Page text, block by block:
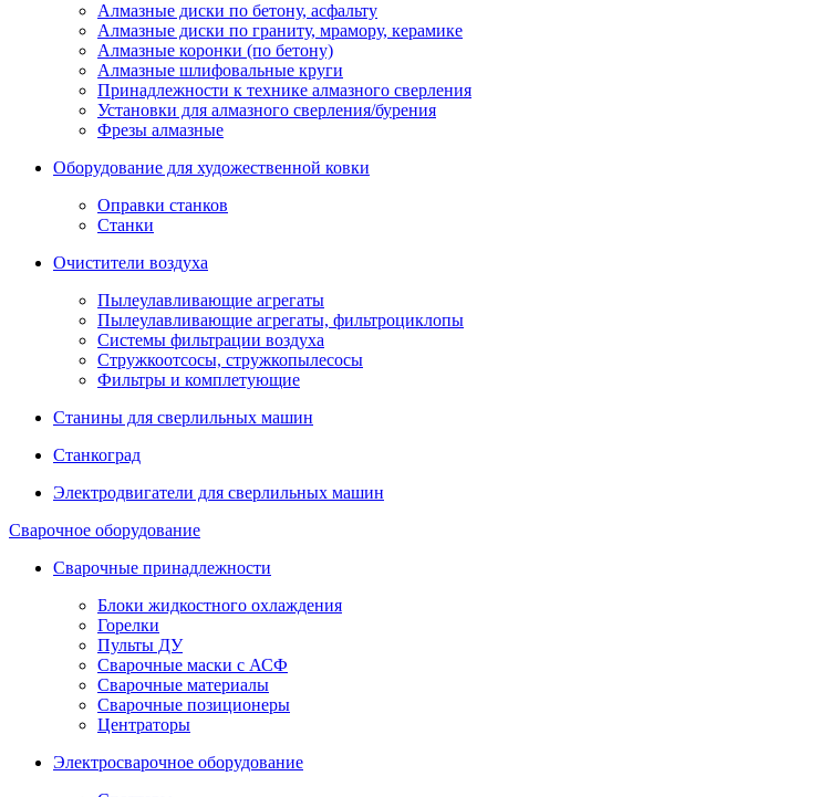
Алмазные диски по бетону, асфальту
Алмазные диски по граниту, мрамору, керамике
Алмазные коронки (по бетону)
Алмазные шлифовальные круги
Принадлежности к технике алмазного сверления
Установки для алмазного сверления/бурения
Фрезы алмазные
Оборудование для художественной ковки
Оправки станков
Станки
Очистители воздуха
Пылеулавливающие агрегаты
Пылеулавливающие агрегаты, фильтроциклопы
Системы фильтрации воздуха
Стружкоотсосы, стружкопылесосы
Фильтры и комплетующие
Станины для сверлильных машин
Станкоград
Электродвигатели для сверлильных машин
Сварочное оборудование
Сварочные принадлежности
Блоки жидкостного охлаждения
Горелки
Пульты ДУ
Сварочные маски с АСФ
Сварочные материалы
Сварочные позиционеры
Центраторы
Электросварочное оборудование